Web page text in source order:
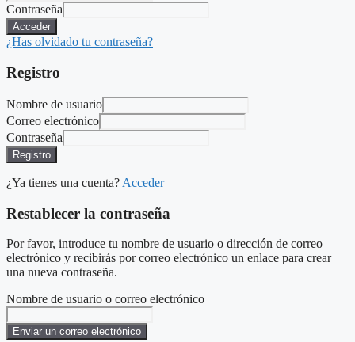
Contraseña
Acceder
¿Has olvidado tu contraseña?
Registro
Nombre de usuario
Correo electrónico
Contraseña
Registro
¿Ya tienes una cuenta? Acceder
Restablecer la contraseña
Por favor, introduce tu nombre de usuario o dirección de correo
electrónico y recibirás por correo electrónico un enlace para crear
una nueva contraseña.
Nombre de usuario o correo electrónico
Enviar un correo electrónico